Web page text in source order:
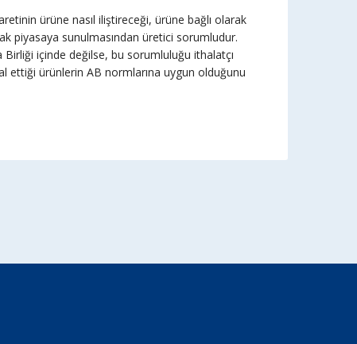
ürüne nasıl iliştireceği, ürüne bağlı olarak
piyasaya sunulmasından üretici sorumludur.
içinde değilse, bu sorumluluğu ithalatçı
ettiği ürünlerin AB normlarına uygun olduğunu